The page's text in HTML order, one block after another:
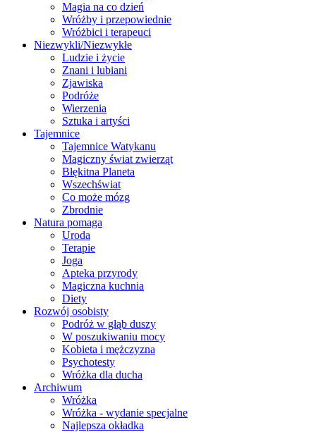
Magia na co dzień
Wróżby i przepowiednie
Wróżbici i terapeuci
Niezwykli/Niezwykłe
Ludzie i życie
Znani i lubiani
Zjawiska
Podróże
Wierzenia
Sztuka i artyści
Tajemnice
Tajemnice Watykanu
Magiczny świat zwierząt
Błękitna Planeta
Wszechświat
Co może mózg
Zbrodnie
Natura pomaga
Uroda
Terapie
Joga
Apteka przyrody
Magiczna kuchnia
Diety
Rozwój osobisty
Podróż w głąb duszy
W poszukiwaniu mocy
Kobieta i mężczyzna
Psychotesty
Wróżka dla ducha
Archiwum
Wróżka
Wróżka - wydanie specjalne
Najlepsza okładka